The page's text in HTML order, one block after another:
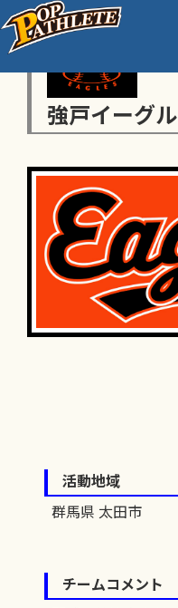
強戸イーグ
活動地域
群馬県 太田市
チームコメント